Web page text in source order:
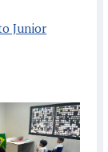
Junior